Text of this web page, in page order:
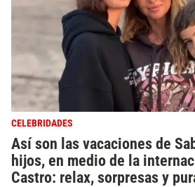
CELEBRIDADES
Así son las vacaciones de
hijos, en medio de la
Castro: relax, sorpresas y